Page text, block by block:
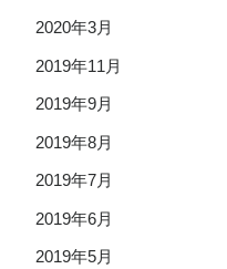
2020年3月
2019年11月
2019年9月
2019年8月
2019年7月
2019年6月
2019年5月